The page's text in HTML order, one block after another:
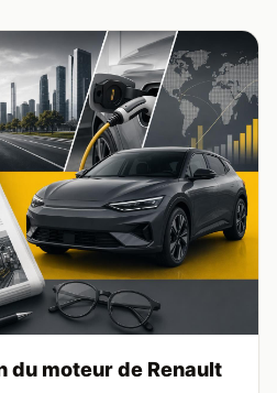
du moteur de Renault